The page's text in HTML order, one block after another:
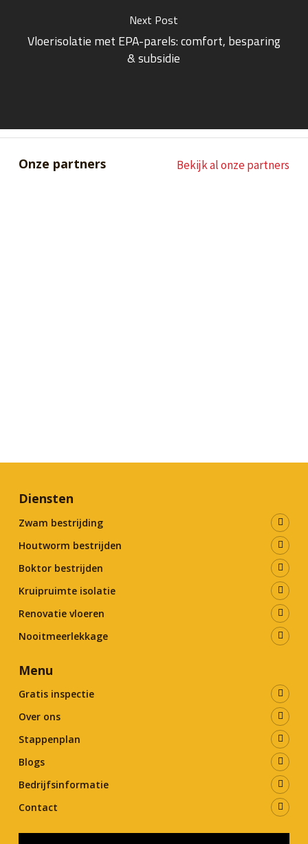
Next Post
Vloerisolatie met EPA-parels: comfort, besparing
& subsidie
Onze partners Bekijk al onze partners
Diensten
Zwam bestrijding
Houtworm bestrijden
Boktor bestrijden
Kruipruimte isolatie
Renovatie vloeren
Nooitmeerlekkage
Menu
Gratis inspectie
Over ons
Stappenplan
Blogs
Bedrijfsinformatie
Contact